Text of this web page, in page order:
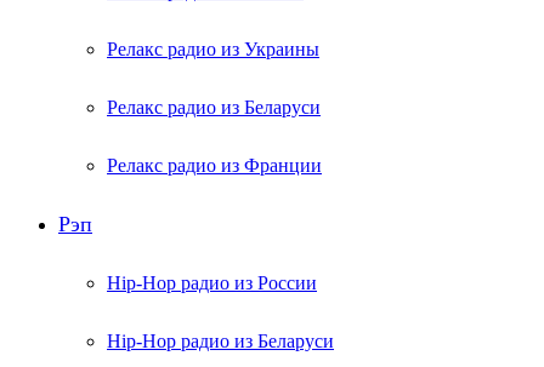
Релакс радио из Украины
Релакс радио из Беларуси
Релакс радио из Франции
Рэп
Hip-Hop радио из России
Hip-Hop радио из Беларуси